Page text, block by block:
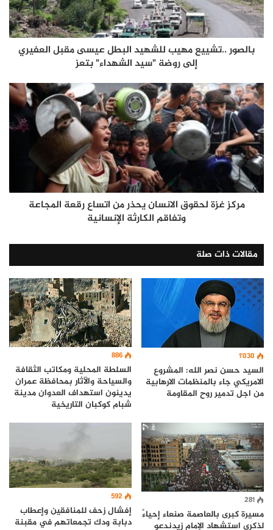
بالصور ..تشييع مهيب للشهيد البطل عيسى مقبل العفيري
إلى روضة "سيد الشهداء" بتعز
مركز غزة لحقوق الانسان يحذر من اتساع رقعة المجاعة
وتفاقم الكارثة الإنسانية
مقالات ذات صلة
1٬030
السيد حسن نصر الله: المشروع
الامريكي جاء بالمنظمات الارهابية
من اجل تدمير روح المقاومة
886
السلطة المحلية ومكاتب الثقافة
والسياحة والآثار بمحافظة عمران
يدينون استهداف العدوان مدينة
شبام كوكبان التاريخية
281
مسيرة كبرى بالعاصمة صنعاء إحياءً
لذكرى استشهاد الإمام زيدندعو
592
إفشال زحف للمنافقين وإعطاب
دبابة ودك تجمعاتهم في مقبنة